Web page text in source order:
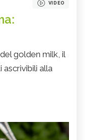
VIDEO
golden milk, il
alla